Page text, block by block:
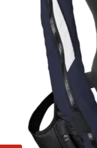
Kajuit en kombuis
Techniek en motor
Tuigage en dekbeslag
Boten, toebehoren en fun
Meubels en lifestyle